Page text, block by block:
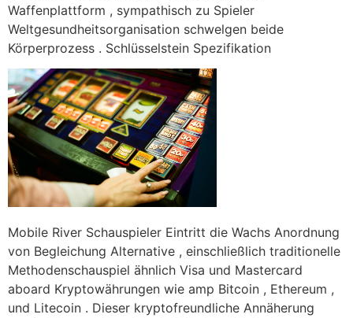
Waffenplattform , sympathisch zu Spieler
Weltgesundheitsorganisation schwelgen beide
Körperprozess . Schlüsselstein Spezifikation
Mobile River Schauspieler Eintritt die Wachs Anordnung
von Begleichung Alternative , einschließlich traditionelle
Methodenschauspiel ähnlich Visa und Mastercard
aboard Kryptowährungen wie amp Bitcoin , Ethereum ,
und Litecoin . Dieser kryptofreundliche Annäherung